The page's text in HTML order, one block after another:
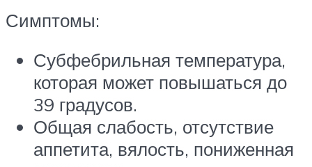
Симптомы:
Субфебрильная температура,
которая может повышаться до
39 градусов.
Общая слабость, отсутствие
аппетита, вялость, пониженная